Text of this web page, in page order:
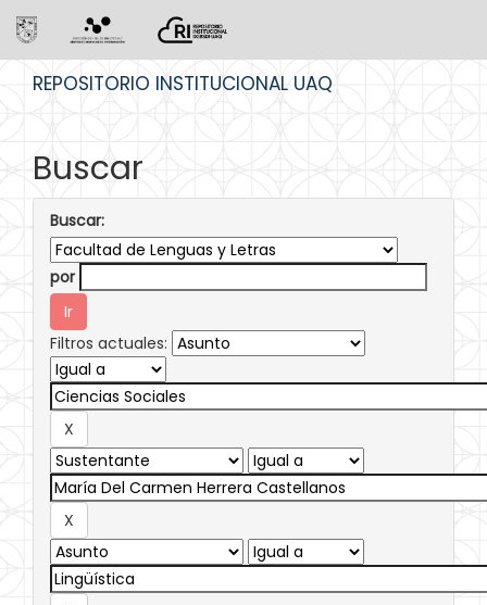
REPOSITORIO INSTITUCIONAL UAQ
Buscar
Buscar:
por
Filtros actuales: